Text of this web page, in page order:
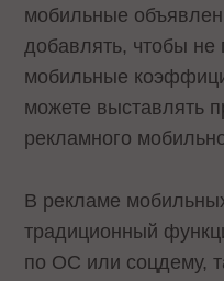
мобильные
добавлять, чтобы не
мобильные
можете выставлять
рекламного
В рекламе
традиционный
по ОС или соцдему,